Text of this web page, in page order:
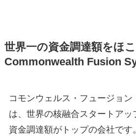
世界一の資金調達額をほ
Commonwealth Fusion
コモンウェルス・フュージョン
は、世界の核融合スタートアッ
資金調達額がトップの会社です。